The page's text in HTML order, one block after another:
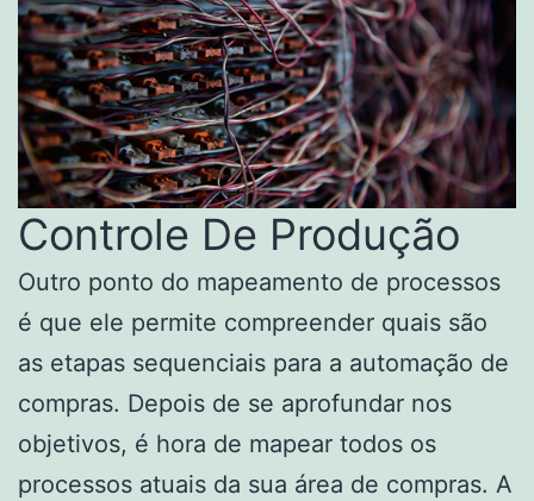
Controle De Produção
Outro ponto do mapeamento de processos
é que ele permite compreender quais são
as etapas sequenciais para a automação de
compras. Depois de se aprofundar nos
objetivos, é hora de mapear todos os
processos atuais da sua área de compras. A